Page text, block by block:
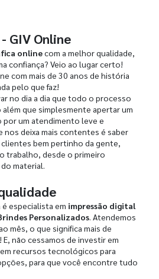
GIV Online
onlinecom a melhor qualidade,
confiança? Veio ao lugar certo!
com mais de 30 anos de história
pelo que faz!
no dia a dia que todo o processo
além que simplesmente apertar um
por um atendimento leve e
nos deixa mais contentes é saber
bem pertinho da gente,
trabalho, desde o primeiro
material.
é especialista em impressão digital
Personalizados. Atendemos
mês, o que significa mais de
não cessamos de investir em
recursos tecnológicos para
para que você encontre tudo